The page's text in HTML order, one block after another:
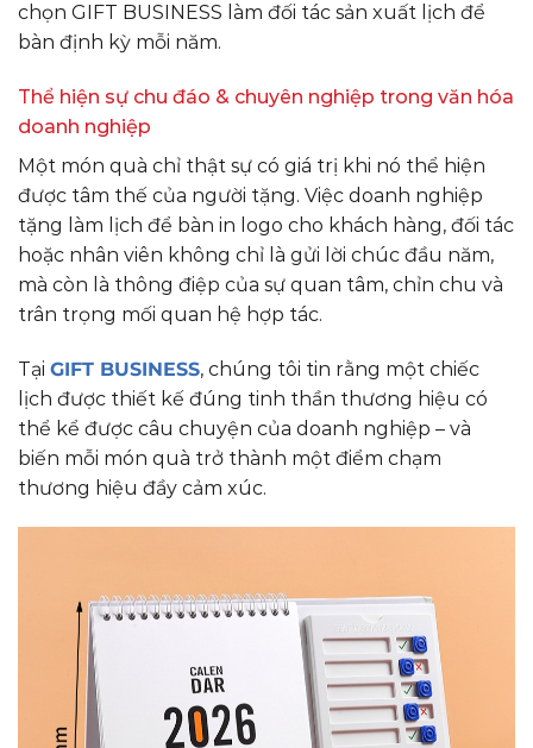
chọn GIFT BUSINESS làm đối tác sản xuất lịch để
bàn định kỳ mỗi năm.
Thể hiện sự chu đáo & chuyên nghiệp trong văn hóa
doanh nghiệp
Một món quà chỉ thật sự có giá trị khi nó thể hiện
được tâm thế của người tặng. Việc doanh nghiệp
tặng làm lịch để bàn in logo cho khách hàng, đối tác
hoặc nhân viên không chỉ là gửi lời chúc đầu năm,
mà còn là thông điệp của sự quan tâm, chỉn chu và
trân trọng mối quan hệ hợp tác.
Tại GIFT BUSINESS, chúng tôi tin rằng một chiếc
lịch được thiết kế đúng tinh thần thương hiệu có
thể kể được câu chuyện của doanh nghiệp – và
biến mỗi món quà trở thành một điểm chạm
thương hiệu đầy cảm xúc.